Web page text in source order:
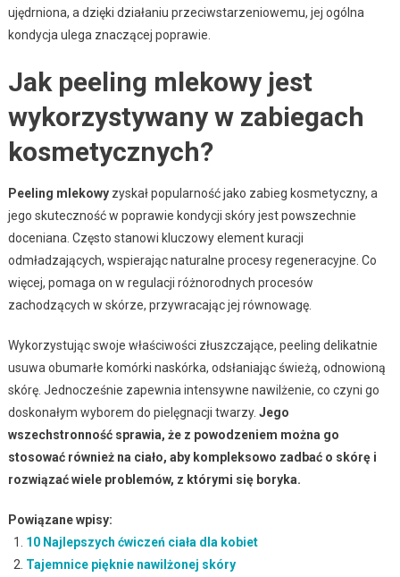
ujędrniona, a dzięki działaniu przeciwstarzeniowemu, jej ogólna
kondycja ulega znaczącej poprawie.
Jak peeling mlekowy jest
wykorzystywany w zabiegach
kosmetycznych?
Peeling mlekowyzyskał popularność jako zabieg kosmetyczny, a
jego skuteczność w poprawie kondycji skóry jest powszechnie
doceniana. Często stanowi kluczowy element kuracji
odmładzających, wspierając naturalne procesy regeneracyjne. Co
więcej, pomaga on w regulacji różnorodnych procesów
zachodzących w skórze, przywracając jej równowagę.
Wykorzystując swoje właściwości złuszczające, peeling delikatnie
usuwa obumarłe komórki naskórka, odsłaniając świeżą, odnowioną
skórę. Jednocześnie zapewnia intensywne nawilżenie, co czyni go
doskonałym wyborem do pielęgnacji twarzy. Jego
wszechstronność sprawia, że z powodzeniem można go
stosować również na ciało, aby kompleksowo zadbać o skórę i
rozwiązać wiele problemów, z którymi się boryka.
Powiązane wpisy:
10 Najlepszych ćwiczeń ciała dla kobiet
Tajemnice pięknie nawilżonej skóry